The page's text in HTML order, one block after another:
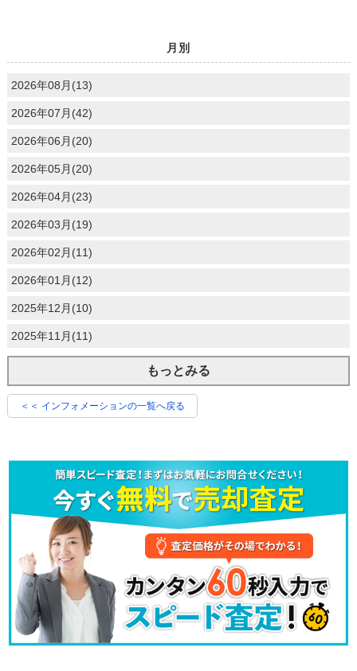
月別
2026年08月(13)
2026年07月(42)
2026年06月(20)
2026年05月(20)
2026年04月(23)
2026年03月(19)
2026年02月(11)
2026年01月(12)
2025年12月(10)
2025年11月(11)
もっとみる
＜＜ インフォメーションの一覧へ戻る